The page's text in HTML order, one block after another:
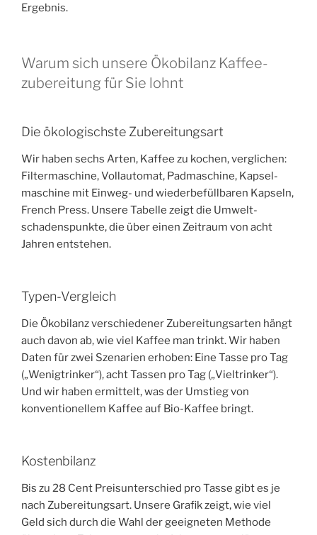
Ergebnis.
Warum sich unsere Ökobilanz Kaffee­
zubereitung für Sie lohnt
Die ökologischste Zubereitungs­art
Wir haben sechs Arten, Kaffee zu kochen, verglichen:
Filter­maschine, Voll­automat, Padmaschine, Kapsel­
maschine mit Einweg- und wiederbefüll­baren Kapseln,
French Press. Unsere Tabelle zeigt die Umwelt­
schadens­punkte, die über einen Zeitraum von acht
Jahren entstehen.
Typen-Vergleich
Die Ökobilanz verschiedener Zubereitungs­arten hängt
auch davon ab, wie viel Kaffee man trinkt. Wir haben
Daten für zwei Szenarien erhoben: Eine Tasse pro Tag
(„Wenigtrinker“), acht Tassen pro Tag („Vieltrinker“).
Und wir haben ermittelt, was der Umstieg von
konventionellem Kaffee auf Bio-Kaffee bringt.
Kosten­bilanz
Bis zu 28 Cent Preis­unterschied pro Tasse gibt es je
nach Zubereitungs­art. Unsere Grafik zeigt, wie viel
Geld sich durch die Wahl der geeigneten Methode